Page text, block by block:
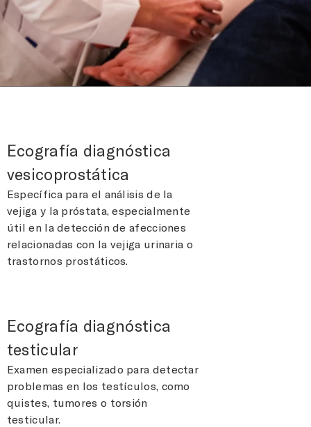
Ecografía diagnóstica
vesicoprostática
Específica para el análisis de la
vejiga y la próstata, especialmente
útil en la detección de afecciones
relacionadas con la vejiga urinaria o
trastornos prostáticos.
Ecografía diagnóstica
testicular
Examen especializado para detectar
problemas en los testículos, como
quistes, tumores o torsión
testicular.